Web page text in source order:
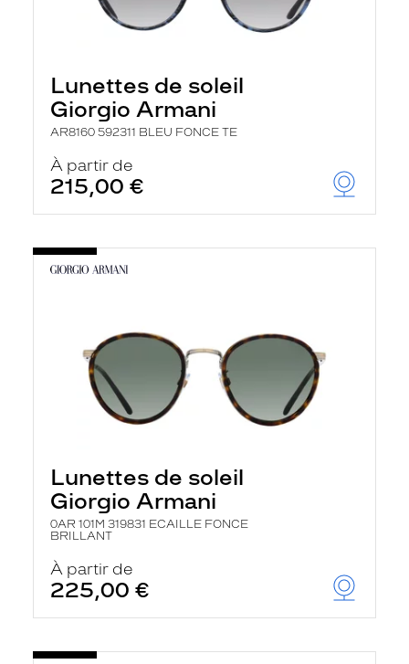
Lunettes de soleil
Giorgio Armani
AR8160 592311 BLEU FONCE TE
À partir de
215,00 €
Lunettes de soleil
Giorgio Armani
0AR 101M 319831 ECAILLE FONCE
BRILLANT
À partir de
225,00 €